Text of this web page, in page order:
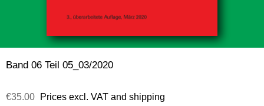
Band 06 Teil 05_03/2020
€35.00 Prices excl. VAT and shipping